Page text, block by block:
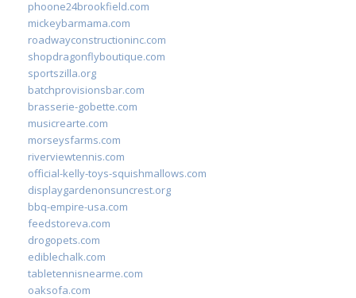
phoone24brookfield.com
mickeybarmama.com
roadwayconstructioninc.com
shopdragonflyboutique.com
sportszilla.org
batchprovisionsbar.com
brasserie-gobette.com
musicrearte.com
morseysfarms.com
riverviewtennis.com
official-kelly-toys-squishmallows.com
displaygardenonsuncrest.org
bbq-empire-usa.com
feedstoreva.com
drogopets.com
ediblechalk.com
tabletennisnearme.com
oaksofa.com